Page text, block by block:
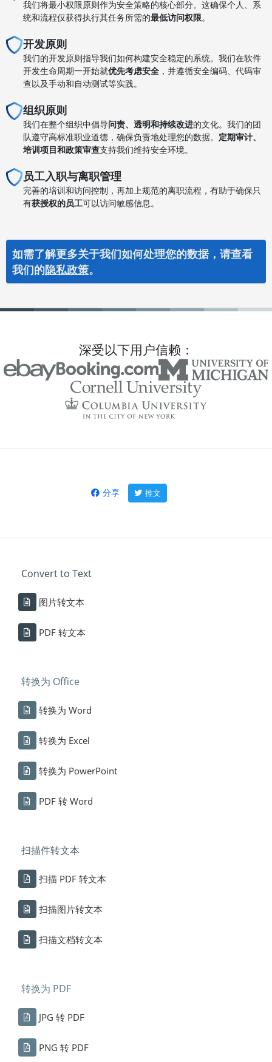
我们将最小权限原则作为安全策略的核心部分。这确保个人、系
统和流程仅获得执行其任务所需的最低访问权限。
开发原则
我们的开发原则指导我们如何构建安全稳定的系统。我们在软件
开发生命周期一开始就优先考虑安全 ，并遵循安全编码、代码审
查以及手动和自动测试等实践。
组织原则
我们在整个组织中倡导问责、透明和持续改进的文化。我们的团
队遵守高标准职业道德，确保负责地处理您的数据。 定期审计、
培训项目和政策审查支持我们维持安全环境。
员工入职与离职管理
完善的培训和访问控制，再加上规范的离职流程，有助于确保只
有获授权的员工可以访问敏感信息。
如需了解更多关于我们如何处理您的数据，请查看
我们的隐私政策。
深受以下用户信赖：
分享 推文
Convert to Text
图片转文本
PDF 转文本
转换为 Office
转换为 Word
转换为 Excel
转换为 PowerPoint
PDF 转 Word
扫描件转文本
扫描 PDF 转文本
扫描图片转文本
扫描文档转文本
转换为 PDF
JPG 转 PDF
PNG 转 PDF